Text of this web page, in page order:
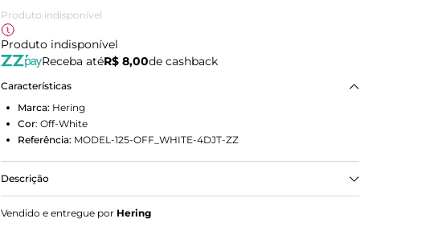
Produto indisponível
Produto indisponível
Receba atéR$ 8,00de cashback
Características
Marca: Hering
Cor: Off-White
Referência: MODEL-125-OFF_WHITE-4DJT-ZZ
Descrição
Blusa feminina manga curta estampada, esta peça faz parte da
nossa linha de básicos. São itens essenciais e versáteis que
Vendido e entregue por Hering